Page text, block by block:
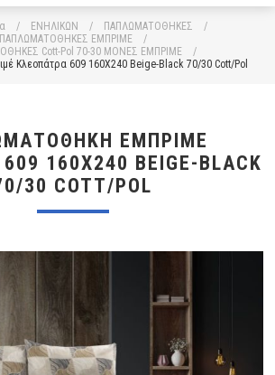
/ ΕΝΗΛΙΚΩΝ / ΠΑΠΛΩΜΑΤΟΘΗΚΕΣ
/
ΠΑΠΛΩΜΑΤΟΘΗΚΕΣ ΕΜΠΡΙΜΕ
/
Cott-Pol 70-30 ΜΟΝΕΣ ΕΜΠΡΙΜΕ
/
Κλεοπάτρα 609 160X240 Beige-Black 70/30 Cott/Pol
ΕΜΠΡΙΜΈ
160X240 BEIGE-BLACK
30 COTT/POL